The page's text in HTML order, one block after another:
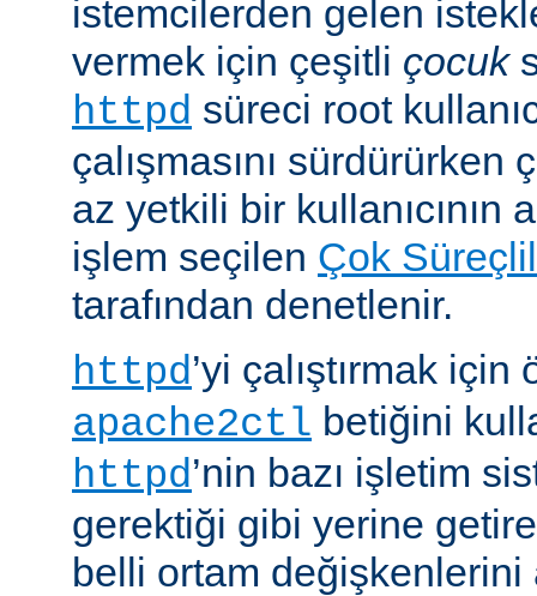
istemcilerden gelen
vermek için çeşitli çocuk
httpd süreci root
çalışmasını
az yetkili bir kullanıcının
işlem seçilen Çok
tarafından denetlenir.
httpd’yi çalıştırmak
apache2ctl betiğini
httpd’nin bazı işletim
gerektiği gibi yerine
belli ortam